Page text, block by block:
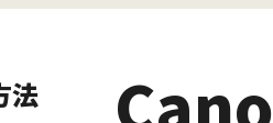
法